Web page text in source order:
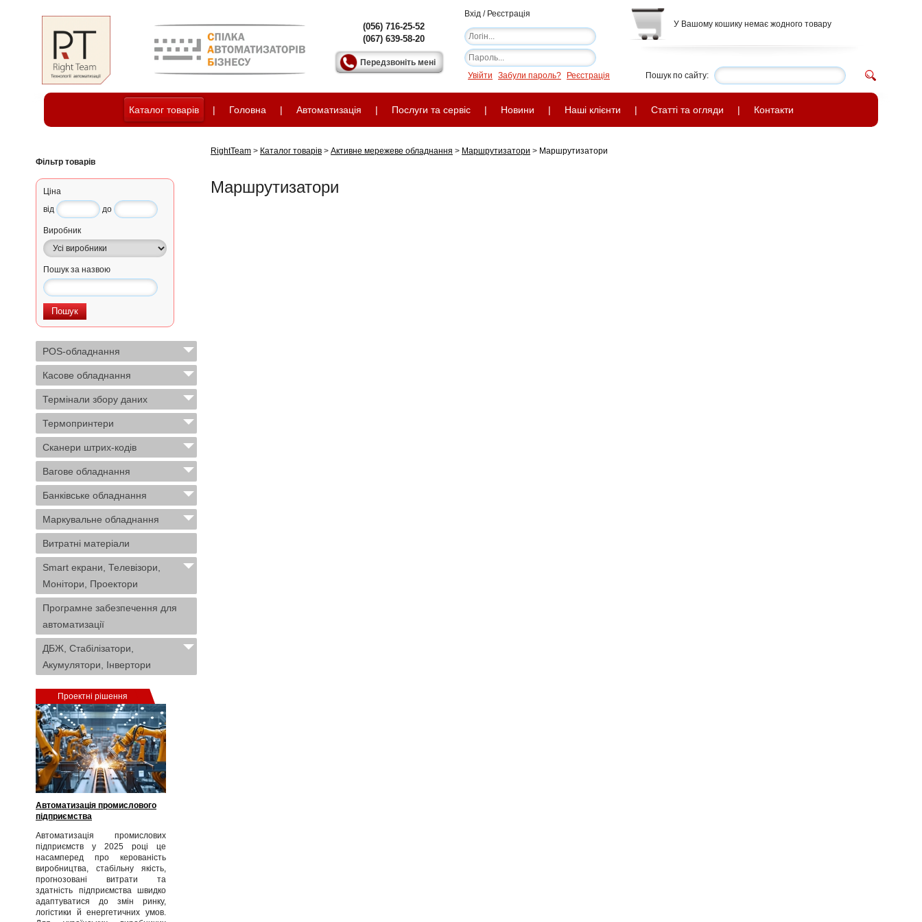
(056) 716-25-52
(067) 639-58-20
Передзвоніть мені
У Вашому кошику немає жодного товару
Пошук по сайту:
Вхід / Реєстрація
Увійти Забули пароль? Реєстрація
Каталог товарів | Головна | Автоматизація | Послуги та сервіс | Новини | Наші клієнти | Статті та огляди | Контакти
Фільтр товарів
Ціна
від
до
Виробник
Пошук за назвою
POS-обладнання
Касове обладнання
Термінали збору даних
Термопринтери
Сканери штрих-кодів
Вагове обладнання
Банківське обладнання
Маркувальне обладнання
Витратні матеріали
Smart екрани, Телевізори,
Монітори, Проектори
Програмне забезпечення для
автоматизації
ДБЖ, Стабілізатори,
Акумулятори, Інвертори
Проектні рішення
Автоматизація промислового
підприємства
Автоматизація промислових
підприємств у 2025 році це
насамперед про керованість
виробництва, стабільну якість,
прогнозовані витрати та
здатність підприємства швидко
адаптуватися до змін ринку,
логістики й енергетичних умов.
RightTeam > Каталог товарів > Активне мережеве обладнання > Маршрутизатори > Маршрутизатори
Маршрутизатори